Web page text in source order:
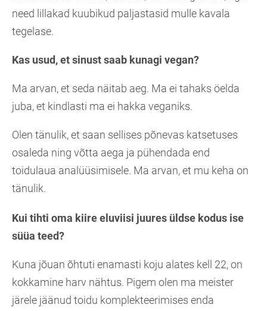
need lillakad kuubikud paljastasid mulle kavala
tegelase.
Kas usud, et sinust saab kunagi vegan?
Ma arvan, et seda näitab aeg. Ma ei tahaks öelda
juba, et kindlasti ma ei hakka veganiks.
Olen tänulik, et saan sellises põnevas katsetuses
osaleda ning võtta aega ja pühendada end
toidulaua analüüsimisele. Ma arvan, et mu keha on
tänulik.
Kui tihti oma kiire eluviisi juures üldse kodus ise
süüa teed?
Kuna jõuan õhtuti enamasti koju alates kell 22, on
kokkamine harv nähtus. Pigem olen ma meister
järele jäänud toidu komplekteerimises enda